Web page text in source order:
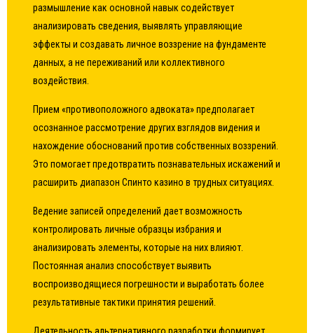
размышление как основной навык содействует
анализировать сведения, выявлять управляющие
эффекты и создавать личное воззрение на фундаменте
данных, а не переживаний или коллективного
воздействия.
Прием «противоположного адвоката» предполагает
осознанное рассмотрение других взглядов видения и
нахождение обоснований против собственных воззрений.
Это помогает предотвратить познавательных искажений и
расширить диапазон Спинто казино в трудных ситуациях.
Ведение записей определений дает возможность
контролировать личные образцы избрания и
анализировать элементы, которые на них влияют.
Постоянная анализ способствует выявить
воспроизводящиеся погрешности и выработать более
результативные тактики принятия решений.